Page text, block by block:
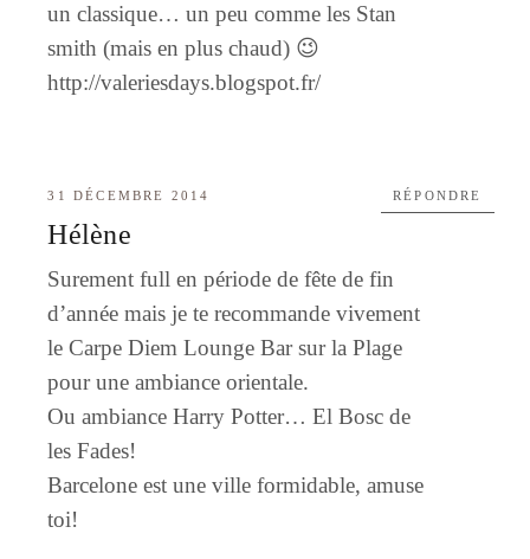
un classique… un peu comme les Stan
smith (mais en plus chaud) 😉
http://valeriesdays.blogspot.fr/
31 DÉCEMBRE 2014
Hélène
Surement full en période de fête de fin
d’année mais je te recommande vivement
le Carpe Diem Lounge Bar sur la Plage
pour une ambiance orientale.
Ou ambiance Harry Potter… El Bosc de
les Fades!
Barcelone est une ville formidable, amuse
toi!
RÉPONDRE